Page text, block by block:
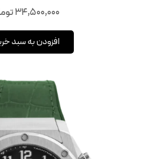
34,500,000تومان
افزودن به سبد خرید